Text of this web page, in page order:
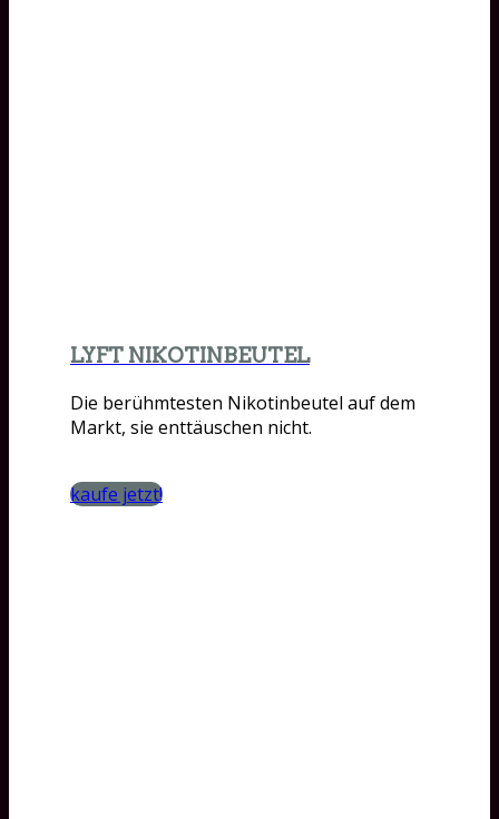
LYFT NIKOTINBEUTEL
Die berühmtesten Nikotinbeutel auf dem
Markt, sie enttäuschen nicht.
kaufe jetzt!